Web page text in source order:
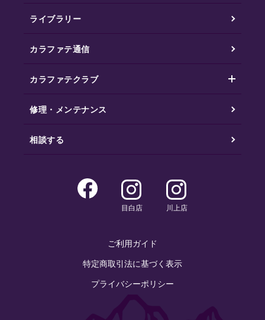
ライブラリー
カラファテ通信
カラファテクラブ
修理・メンテナンス
相談する
目白店 川上店
ご利用ガイド
特定商取引法に基づく表示
プライバシーポリシー